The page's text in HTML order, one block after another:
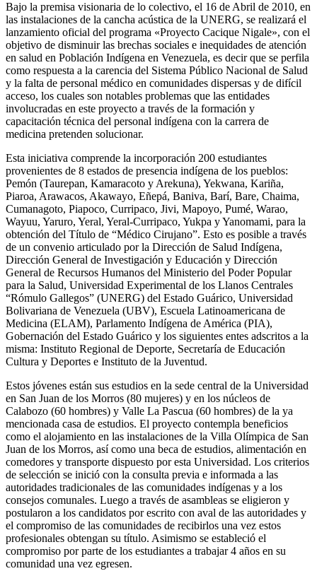
Bajo la premisa visionaria de lo colectivo, el 16 de Abril de 2010, en
las instalaciones de la cancha acústica de la UNERG, se realizará el
lanzamiento oficial del programa «Proyecto Cacique Nigale», con el
objetivo de disminuir las brechas sociales e inequidades de atención
en salud en Población Indígena en Venezuela, es decir que se perfila
como respuesta a la carencia del Sistema Público Nacional de Salud
y la falta de personal médico en comunidades dispersas y de difícil
acceso, los cuales son notables problemas que las entidades
involucradas en este proyecto a través de la formación y
capacitación técnica del personal indígena con la carrera de
medicina pretenden solucionar.
Esta iniciativa comprende la incorporación 200 estudiantes
provenientes de 8 estados de presencia indígena de los pueblos:
Pemón (Taurepan, Kamaracoto y Arekuna), Yekwana, Kariña,
Piaroa, Arawacos, Akawayo, Eñepá, Baniva, Barí, Bare, Chaima,
Cumanagoto, Piapoco, Curripaco, Jivi, Mapoyo, Pumé, Warao,
Wayuu, Yaruro, Yeral, Yeral-Curripaco, Yukpa y Yanomami, para la
obtención del Título de “Médico Cirujano”. Esto es posible a través
de un convenio articulado por la Dirección de Salud Indígena,
Dirección General de Investigación y Educación y Dirección
General de Recursos Humanos del Ministerio del Poder Popular
para la Salud, Universidad Experimental de los Llanos Centrales
“Rómulo Gallegos” (UNERG) del Estado Guárico, Universidad
Bolivariana de Venezuela (UBV), Escuela Latinoamericana de
Medicina (ELAM), Parlamento Indígena de América (PIA),
Gobernación del Estado Guárico y los siguientes entes adscritos a la
misma: Instituto Regional de Deporte, Secretaría de Educación
Cultura y Deportes e Instituto de la Juventud.
Estos jóvenes están sus estudios en la sede central de la Universidad
en San Juan de los Morros (80 mujeres) y en los núcleos de
Calabozo (60 hombres) y Valle La Pascua (60 hombres) de la ya
mencionada casa de estudios. El proyecto contempla beneficios
como el alojamiento en las instalaciones de la Villa Olímpica de San
Juan de los Morros, así como una beca de estudios, alimentación en
comedores y transporte dispuesto por esta Universidad. Los criterios
de selección se inició con la consulta previa e informada a las
autoridades tradicionales de las comunidades indígenas y a los
consejos comunales. Luego a través de asambleas se eligieron y
postularon a los candidatos por escrito con aval de las autoridades y
el compromiso de las comunidades de recibirlos una vez estos
profesionales obtengan su título. Asimismo se estableció el
compromiso por parte de los estudiantes a trabajar 4 años en su
comunidad una vez egresen.